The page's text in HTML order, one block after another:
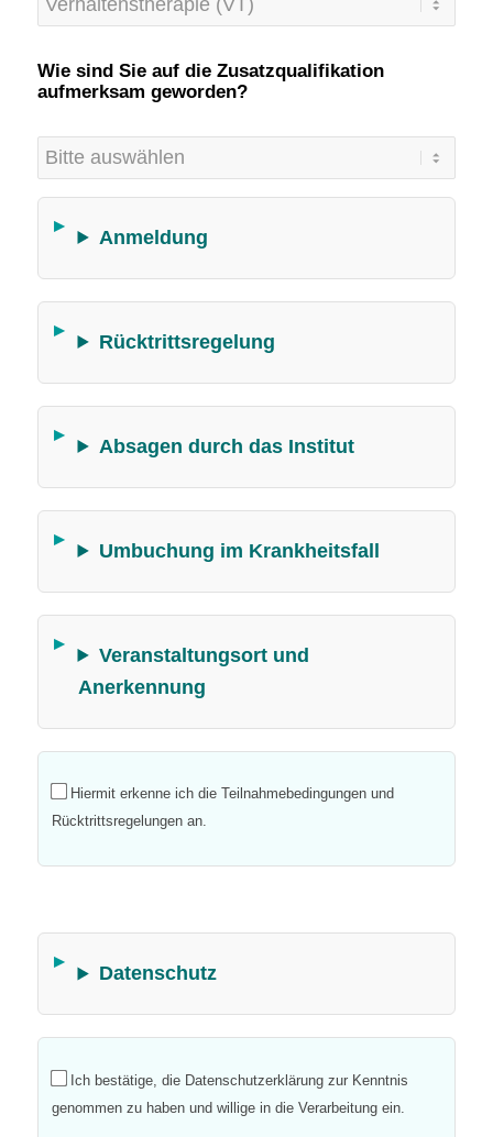
Wie sind Sie auf die Zusatzqualifikation
aufmerksam geworden?
Anmeldung
Rücktrittsregelung
Absagen durch das Institut
Umbuchung im Krankheitsfall
Veranstaltungsort und
Anerkennung
Hiermit erkenne ich die Teilnahmebedingungen und
Rücktrittsregelungen an.
Datenschutz
Ich bestätige, die Datenschutzerklärung zur Kenntnis
genommen zu haben und willige in die Verarbeitung ein.